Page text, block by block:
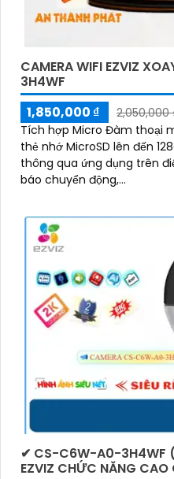
CAMERA WIFI EZVIZ
3H4WF
1,850,000 ₫
2,050,000
Tích hợp Micro Đàm thoại mạng lưới LAN và Wi-Fi Hỗ trợ
thẻ nhớ MicroSD lên đến
thông qua ứng dụng trên
báo chuyển động,...
✔ CS-C6W-A0-3H4WF
EZVIZ CHỨC NĂNG CAO